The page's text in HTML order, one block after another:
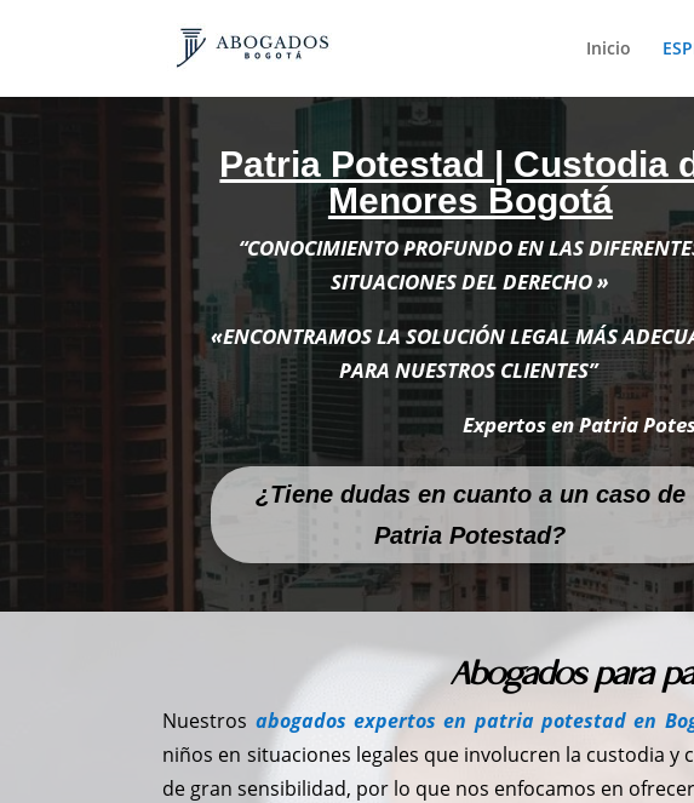
Inicio
Patria Potestad | Custodia
Menores Bogotá
“CONOCIMIENTO PROFUNDO EN LAS
SITUACIONES DEL DERECHO »
«ENCONTRAMOS LA SOLUCIÓN LEGAL MÁS
PARA NUESTROS CLIENTES”
Expertos en Patria
¿Tiene dudas en cuanto a un caso de
Patria Potestad?
Abogados para
Nuestros abogados expertos en patria potestad en
niños en situaciones legales que involucren la custodia
de gran sensibilidad, por lo que nos enfocamos en